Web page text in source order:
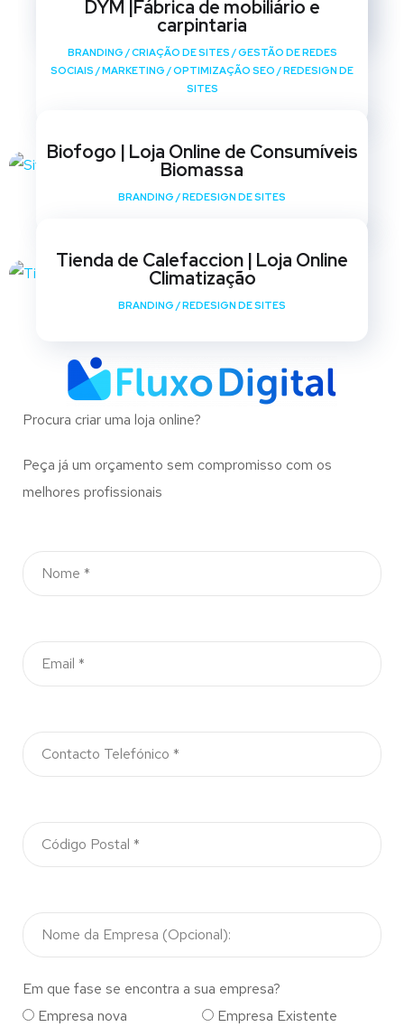
SITES
DYM |Fábrica de mobiliário e
carpintaria
BRANDING /CRIAÇÃO DE SITES /GESTÃO DE REDES
SOCIAIS /MARKETING /OPTIMIZAÇÃO SEO /REDESIGN DE
SITES
Biofogo | Loja Online de Consumíveis
Biomassa
BRANDING /REDESIGN DE SITES
Tienda de Calefaccion | Loja Online
Climatização
BRANDING /REDESIGN DE SITES
Procura criar uma loja online?
Peça já um orçamento sem compromisso com os
melhores profissionais
Em que fase se encontra a sua empresa?
Empresa nova
Empresa Existente